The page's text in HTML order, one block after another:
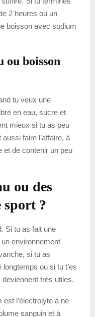
2 heures ou un
boisson avec sodium
ou boisson
tu veux une
en eau, sucre et
mieux si tu as peu
faire l’affaire, à
et de contenir un peu
ou des
sport ?
Si tu as fait une
environnement
si tu as
longtemps ou si tu t’es
très utiles.
l’électrolyte à ne
sanguin et à